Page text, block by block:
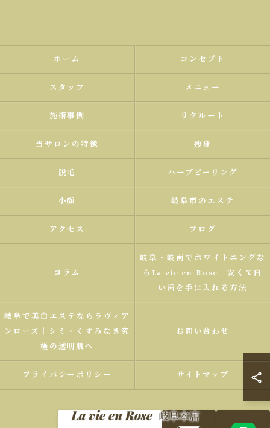
ホーム コンセプト
スタッフ メニュー
施術事例 リクルート
当サロンの特徴 痩身
脱毛 ハーブピーリング
小顔 岐阜市のエステ
アクセス ブログ
コラム
岐阜・岐南でホワイトニングな
らLa vie en Rose｜安くて白
い歯を手に入れる方法
岐阜で美白エステならラヴィア
ンローズ｜シミ・くすみなき究
極の透明肌へ
お問い合わせ
プライバシーポリシー サイトマップ